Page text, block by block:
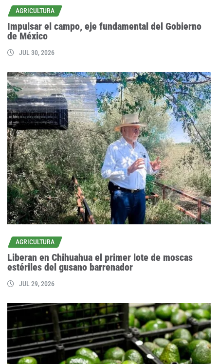
AGRICULTURA
Impulsar el campo, eje fundamental del Gobierno
de México
JUL 30, 2026
AGRICULTURA
Liberan en Chihuahua el primer lote de moscas
estériles del gusano barrenador
JUL 29, 2026